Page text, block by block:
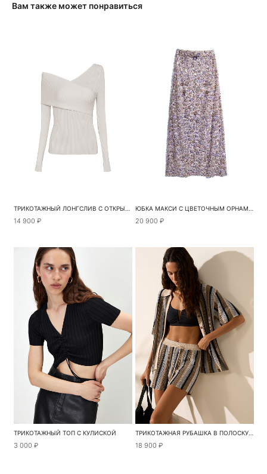
Вам также может понравиться
ТРИКОТАЖНЫЙ ЛОНГСЛИВ С ОТКРЫТЫМ ПЛЕЧОМ
14 900 ₽
ЮБКА МАКСИ С ЦВЕТОЧНЫМ ОРНАМЕНТОМ
20 900 ₽
ТРИКОТАЖНЫЙ ТОП С КУЛИСКОЙ
3 000 ₽
ТРИКОТАЖНАЯ РУБАШКА В ПОЛОСКУ ИЗ 100% ЛЬНА
18 900 ₽